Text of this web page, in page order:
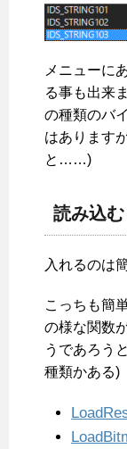
メニューに
る事も出来
の種類のバ
はあります
と……)
読み込む
入れるのは
こっちも簡
の様な関数
うであろう
種類かある)